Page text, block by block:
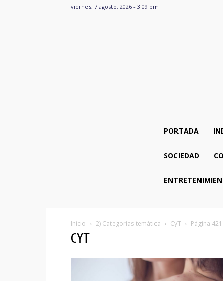
viernes, 7 agosto, 2026 - 3:09 pm
PORTADA
SOCIEDAD
Inicio 2) Categorías temática CyT Página 421
CYT